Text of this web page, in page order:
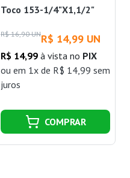
Toco 153-1/4"X1,1/2"
R$ 16,90 UNR$ 14,99 UN
R$ 14,99 à vista no PIX
ou em 1x de R$ 14,99 sem
juros
COMPRAR